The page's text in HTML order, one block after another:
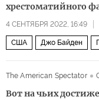
хрестоматийного
4 СЕНТЯБРЯ 2022, 16:49
США Джо Байден
The American Spectator
Вот на чьих